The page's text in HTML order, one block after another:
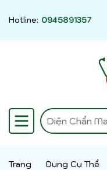
Hotline: 0945891357
Trang
Dụng Cụ Thể